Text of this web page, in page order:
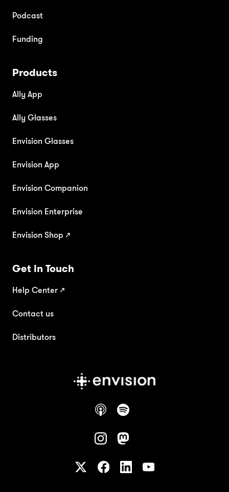
Podcast
Funding
Products
Ally App
Ally Glasses
Envision Glasses
Envision App
Envision Companion
Envision Enterprise
Envision Shop ↗
Get in Touch
Help Center ↗
Contact us
Distributors